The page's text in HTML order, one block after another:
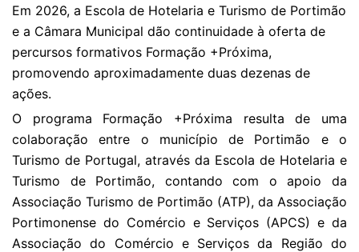
Em 2026, a Escola de Hotelaria e Turismo de Portimão
e a Câmara Municipal dão continuidade à oferta de
percursos formativos Formação +Próxima,
promovendo aproximadamente duas dezenas de
ações.
O programa Formação +Próxima resulta de uma
colaboração entre o município de Portimão e o
Turismo de Portugal, através da Escola de Hotelaria e
Turismo de Portimão, contando com o apoio da
Associação Turismo de Portimão (ATP), da Associação
Portimonense do Comércio e Serviços (APCS) e da
Associação do Comércio e Serviços da Região do